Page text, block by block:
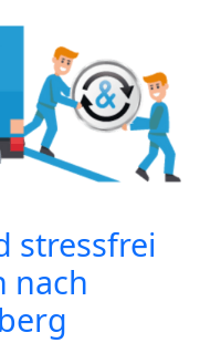
stressfrei
nach